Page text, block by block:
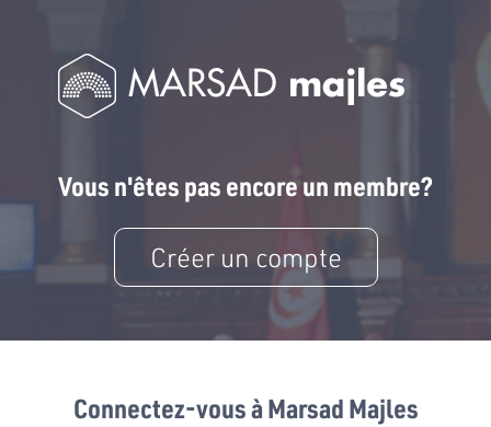
Vous n'êtes pas encore un membre?
Créer un compte
Connectez-vous à Marsad Majles